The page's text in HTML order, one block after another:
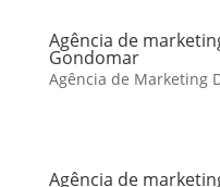
Agência de
Gondomar
Agência de Marketing
Agência de